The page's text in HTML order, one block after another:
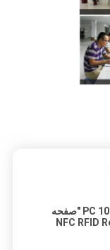
پنل صنعتی چند لمسی PC 10.1 "صفحه